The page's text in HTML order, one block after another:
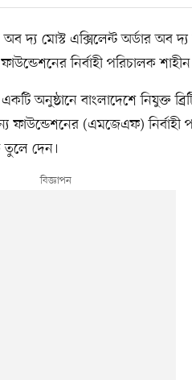
দ্য মোস্ট এক্সিলেন্ট অর্ডার অব দ্য
নির্বাহী পরিচালক
অনুষ্ঠানে বাংলাদেশে নিযুক্ত
ফাউন্ডেশনের (এমজেএফ) নির্বাহী
তুলে দেন।